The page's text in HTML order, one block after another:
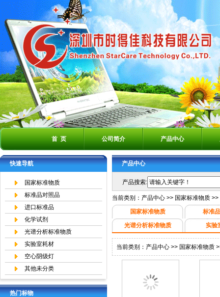
首 页 公司简介 产品中心
快速导航
国家标准物质
标准品对照品
进口标准品
化学试剂
光谱分析标准物质
实验室耗材
空心阴级灯
其他未分类
热门标物
产品中心
产品搜索:
当前类别： 产品中心 >> 国家标准物质 >>
国家标准物质
标准
光谱分析标准物质
实验
当前类别： 产品中心 >> 国家标准物质